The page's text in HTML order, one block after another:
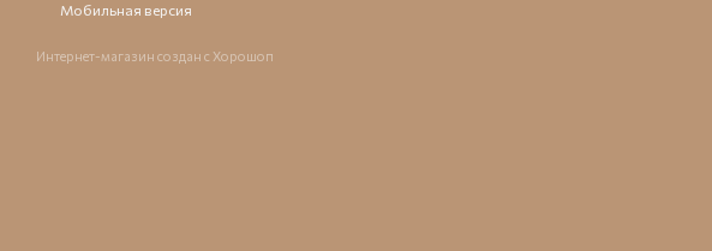
Мобильная версия
Интернет-магазин создан с Хорошоп